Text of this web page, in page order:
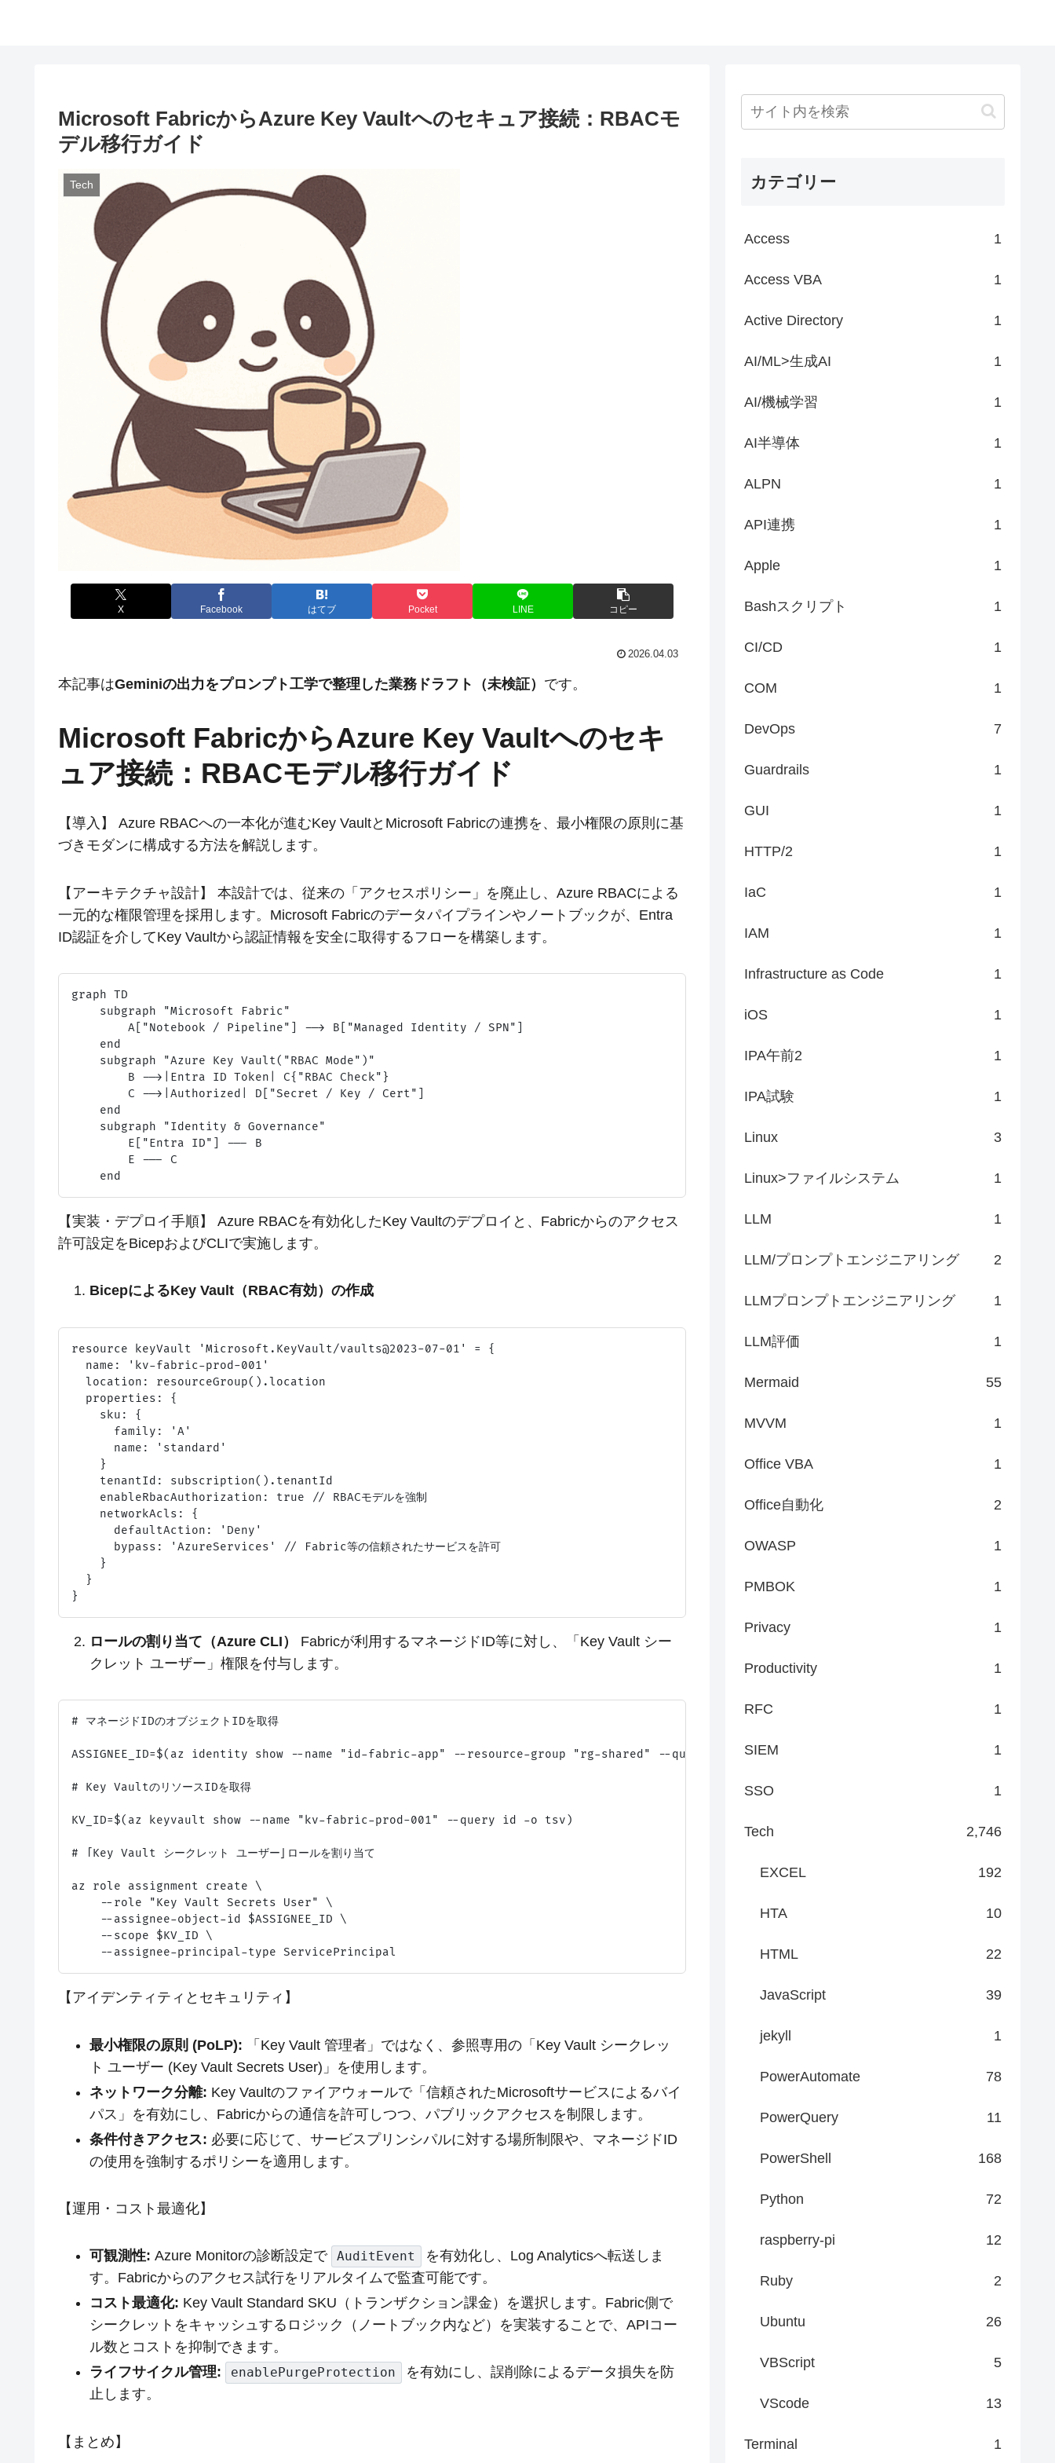
Microsoft FabricからAzure Key Vaultへのセキュア接続：RBACモ
デル移行ガイド
Tech
X Facebook はてブ Pocket LINE コピー
2026.04.03
本記事はGeminiの出力をプロンプト工学で整理した業務ドラフト（未検証） です。
Microsoft FabricからAzure Key Vaultへのセキ
ュア接続：RBACモデル移行ガイド
【導入】 Azure RBACへの一本化が進むKey VaultとMicrosoft Fabricの連携を、最小権限の原則に基
づきモダンに構成する方法を解説します。
【アーキテクチャ設計】 本設計では、従来の「アクセスポリシー」を廃止し、Azure RBACによる
一元的な権限管理を採用します。Microsoft Fabricのデータパイプラインやノートブックが、Entra
ID認証を介してKey Vaultから認証情報を安全に取得するフローを構築します。
graph TD
    subgraph "Microsoft Fabric"
        A["Notebook / Pipeline"] --> B["Managed Identity / SPN"]
    end
    subgraph "Azure Key Vault("RBAC Mode")"
        B -->|Entra ID Token| C{"RBAC Check"}
        C -->|Authorized| D["Secret / Key / Cert"]
    end
    subgraph "Identity & Governance"
        E["Entra ID"] --- B
        E --- C
【実装・デプロイ手順】 Azure RBACを有効化したKey Vaultのデプロイと、Fabricからのアクセス
許可設定をBicepおよびCLIで実施します。
BicepによるKey Vault（RBAC有効）の作成
resource keyVault 'Microsoft.KeyVault/vaults@2023-07-01' = {
  name: 'kv-fabric-prod-001'
  location: resourceGroup().location
  properties: {
    sku: {
      family: 'A'
      name: 'standard'
    }
    tenantId: subscription().tenantId
    enableRbacAuthorization: true // RBACモデルを強制
    networkAcls: {
      defaultAction: 'Deny'
      bypass: 'AzureServices' // Fabric等の信頼されたサービスを許可
    }
  }
ロールの割り当て（Azure CLI）
Fabricが利用するマネージドID等に対し、「Key Vault シー
クレット ユーザー」権限を付与します。
# マネージドIDのオブジェクトIDを取得
ASSIGNEE_ID=$(az identity show --name "id-fabric-app" --resource-group "rg-shared" --query principalId -o tsv)
# Key VaultのリソースIDを取得
KV_ID=$(az keyvault show --name "kv-fabric-prod-001" --query id -o tsv)
# 「Key Vault シークレット ユーザー」ロールを割り当て
az role assignment create \
    --role "Key Vault Secrets User" \
    --assignee-object-id $ASSIGNEE_ID \
    --scope $KV_ID \
【アイデンティティとセキュリティ】
最小権限の原則 (PoLP): 「Key Vault 管理者」ではなく、参照専用の「Key Vault シークレッ
ト ユーザー (Key Vault Secrets User)」を使用します。
ネットワーク分離: Key Vaultのファイアウォールで「信頼されたMicrosoftサービスによるバイ
パス」を有効にし、Fabricからの通信を許可しつつ、パブリックアクセスを制限します。
条件付きアクセス: 必要に応じて、サービスプリンシパルに対する場所制限や、マネージドID
の使用を強制するポリシーを適用します。
【運用・コスト最適化】
可観測性: Azure Monitorの診断設定で AuditEvent
を有効化し、Log Analyticsへ転送しま
す。Fabricからのアクセス試行をリアルタイムで監査可能です。
コスト最適化: Key Vault Standard SKU（トランザクション課金）を選択します。Fabric側で
シークレットをキャッシュするロジック（ノートブック内など）を実装することで、APIコー
ル数とコストを抑制できます。
ライフサイクル管理:
enablePurgeProtection
を有効にし、誤削除によるデータ損失を防
止します。
【まとめ】
カテゴリー
Access 1
Access VBA 1
Active Directory 1
AI/ML>生成AI 1
AI/機械学習 1
AI半導体 1
ALPN 1
API連携 1
Apple 1
Bashスクリプト 1
CI/CD 1
COM 1
DevOps 7
Guardrails 1
GUI 1
HTTP/2 1
IaC 1
IAM 1
Infrastructure as Code 1
iOS 1
IPA午前2 1
IPA試験 1
Linux 3
Linux>ファイルシステム 1
LLM 1
LLM/プロンプトエンジニアリング 2
LLMプロンプトエンジニアリング 1
LLM評価 1
Mermaid 55
MVVM 1
Office VBA 1
Office自動化 2
OWASP 1
PMBOK 1
Privacy 1
Productivity 1
RFC 1
SIEM 1
SSO 1
Tech 2,746
EXCEL 192
HTA 10
HTML 22
JavaScript 39
jekyll 1
PowerAutomate 78
PowerQuery 11
PowerShell 168
Python 72
raspberry-pi 12
Ruby 2
Ubuntu 26
VBScript 5
VScode 13
Terminal 1